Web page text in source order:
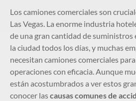
Los camiones comerciales son
Las Vegas. La enorme industria
de una gran cantidad de suministros
la ciudad todos los días, y muchas
necesitan camiones comerciales
operaciones con eficacia. Aunque
están acostumbrados a ver estos
conocer lascausas comunes de